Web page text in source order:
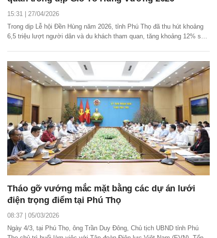
15:31 | 27/04/2026
Trong dịp Lễ hội Đền Hùng năm 2026, tỉnh Phú Thọ đã thu hút khoảng
6,5 triệu lượt người dân và du khách tham quan, tăng khoảng 12% so
Tháo gỡ vướng mắc mặt bằng các dự án lưới
điện trọng điểm tại Phú Thọ
08:37 | 05/03/2026
Ngày 4/3, tại Phú Thọ, ông Trần Duy Đông, Chủ tịch UBND tỉnh Phú